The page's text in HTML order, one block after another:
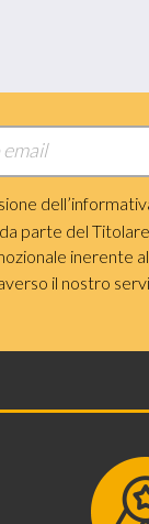
parte del
inerente
il nostro